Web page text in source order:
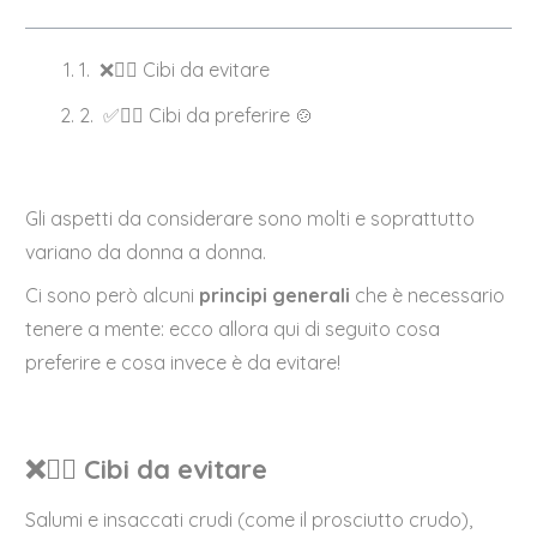
❌☝🏼 Cibi da evitare
✅👍🏼 Cibi da preferire 🍲
Gli aspetti da considerare sono molti e soprattutto
variano da donna a donna.
Ci sono però alcuni principi generali che è necessario
tenere a mente: ecco allora qui di seguito cosa
preferire e cosa invece è da evitare!
❌☝🏼 Cibi da evitare
Salumi e insaccati crudi (come il prosciutto crudo),